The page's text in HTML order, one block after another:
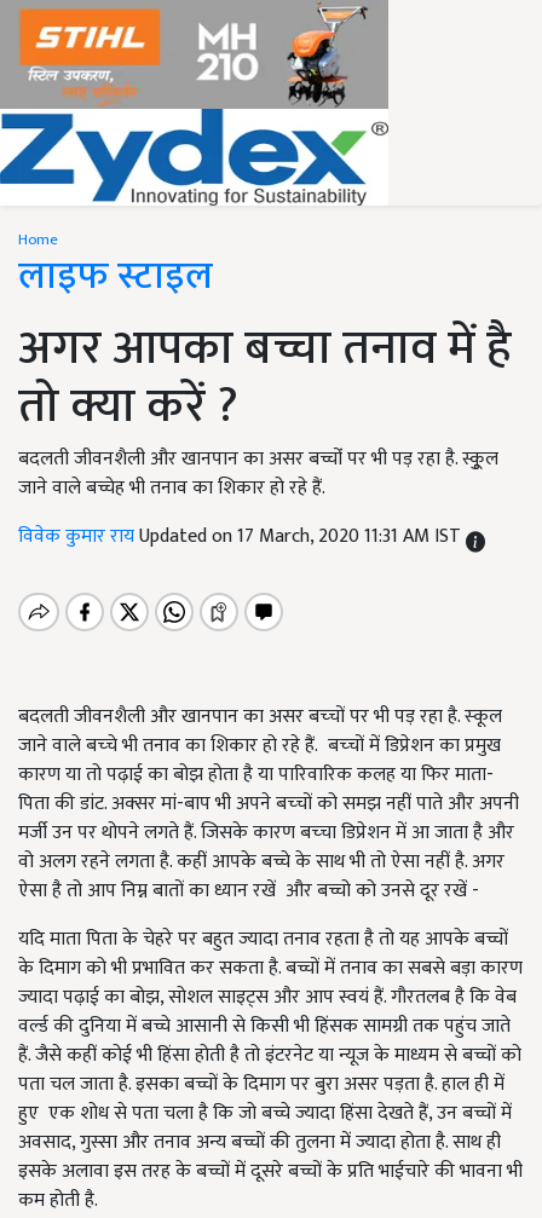
Home
लाइफ स्टाइल
अगर आपका बच्चा तनाव में है
तो क्या करें ?
बदलती जीवनशैली और खानपान का असर बच्चोंं पर भी पड़ रहा है. स्कूुल
जाने वाले बच्चेह भी तनाव का शिकार हो रहे हैं.
विवेक कुमार रायUpdated on 17 March, 2020 11:31 AM IST
बदलती जीवनशैली और खानपान का असर बच्‍चों पर भी पड़ रहा है. स्‍कूल
जाने वाले बच्‍चे भी तनाव का शिकार हो रहे हैं. बच्‍चों में डिप्रेशन का प्रमुख
कारण या तो पढ़ाई का बोझ होता है या पारिवारिक कलह या फिर माता-
पिता की डांट. अक्‍सर मां-बाप भी अपने बच्‍चों को समझ नहीं पाते और अपनी
मर्जी उन पर थोपने लगते हैं. जिसके कारण बच्‍चा डिप्रेशन में आ जाता है और
वो अलग रहने लगता है. कहीं आपके बच्चे के साथ भी तो ऐसा नहीं है. अगर
ऐसा है तो आप निम्न बातों का ध्यान रखें और बच्चो को उनसे दूर रखें -
यदि माता पिता के चेहरे पर बहुत ज्यादा तनाव रहता है तो यह आपके बच्चों
के दिमाग को भी प्रभावित कर सकता है. बच्चों में तनाव का सबसे बड़ा कारण
ज्यादा पढ़ाई का बोझ, सोशल साइट्स और आप स्वयं हैं. गौरतलब है कि वेब
वर्ल्ड की दुनिया में बच्चे आसानी से किसी भी हिंसक सामग्री तक पहुंच जाते
हैं. जैसे कहीं कोई भी हिंसा होती है तो इंटरनेट या न्यूज के माध्यम से बच्चों को
पता चल जाता है. इसका बच्चों के दिमाग पर बुरा असर पड़ता है. हाल ही में
हुए एक शोध से पता चला है कि जो बच्चे ज्यादा हिंसा देखते हैं, उन बच्चों में
अवसाद, गुस्सा और तनाव अन्य बच्चों की तुलना में ज्यादा होता है. साथ ही
इसके अलावा इस तरह के बच्चों में दूसरे बच्चों के प्रति भाईचारे की भावना भी
कम होती है.